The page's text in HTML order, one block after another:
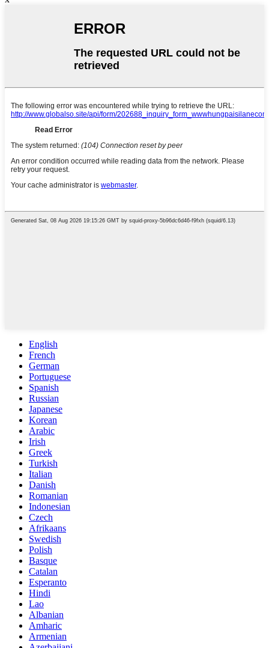
English
French
German
Portuguese
Spanish
Russian
Japanese
Korean
Arabic
Irish
Greek
Turkish
Italian
Danish
Romanian
Indonesian
Czech
Afrikaans
Swedish
Polish
Basque
Catalan
Esperanto
Hindi
Lao
Albanian
Amharic
Armenian